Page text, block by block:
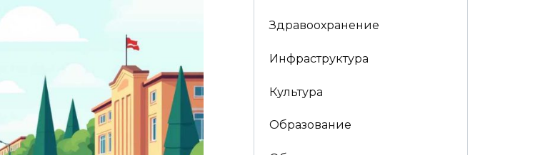
Здравоохранение
Инфраструктура
Культура
Образование